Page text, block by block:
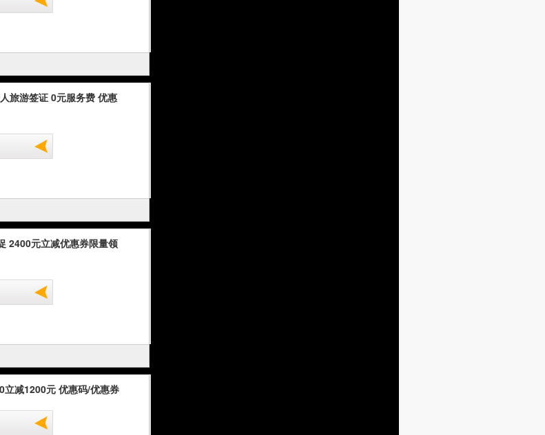
旅游签证 0元服务费 优惠
2400元立减优惠券限量领
减1200元 优惠码/优惠券